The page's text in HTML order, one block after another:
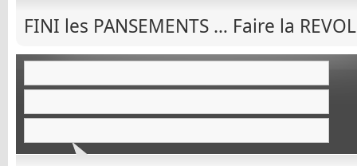
FINI les PANSEMENTS … Faire la